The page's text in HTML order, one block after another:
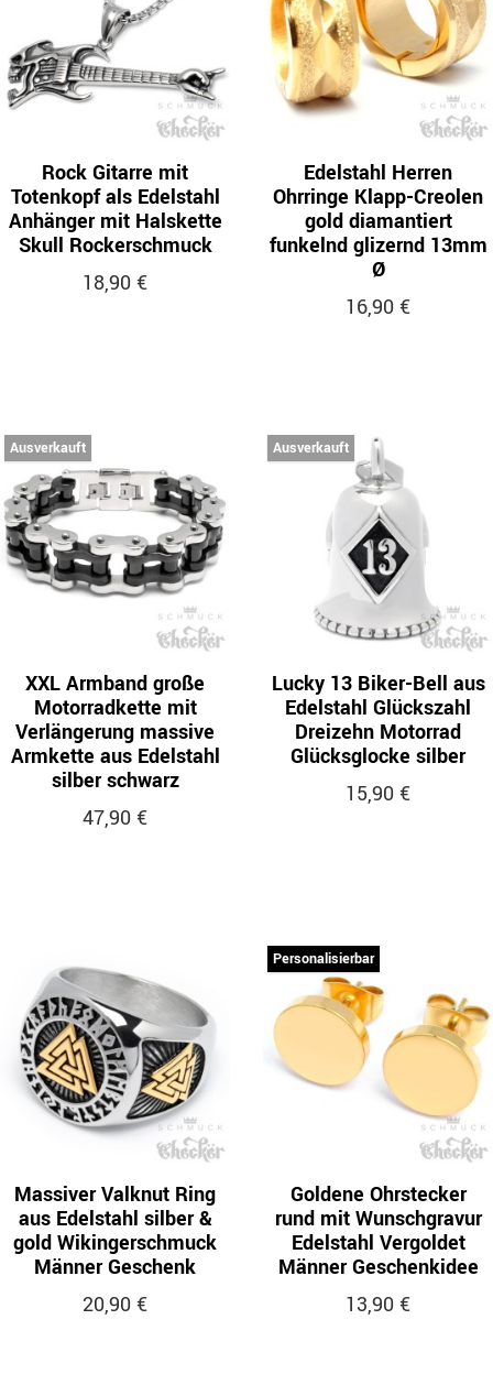
Rock Gitarre mit
Totenkopf als Edelstahl
Anhänger mit Halskette
Skull Rockerschmuck
18,90 €
Edelstahl Herren
Ohrringe Klapp-Creolen
gold diamantiert
funkelnd glizernd 13mm
Ø
16,90 €
Ausverkauft
XXL Armband große
Motorradkette mit
Verlängerung massive
Armkette aus Edelstahl
silber schwarz
47,90 €
Ausverkauft
Lucky 13 Biker-Bell aus
Edelstahl Glückszahl
Dreizehn Motorrad
Glücksglocke silber
15,90 €
Massiver Valknut Ring
aus Edelstahl silber &
gold Wikingerschmuck
Männer Geschenk
20,90 €
Personalisierbar
Goldene Ohrstecker
rund mit Wunschgravur
Edelstahl Vergoldet
Männer Geschenkidee
13,90 €